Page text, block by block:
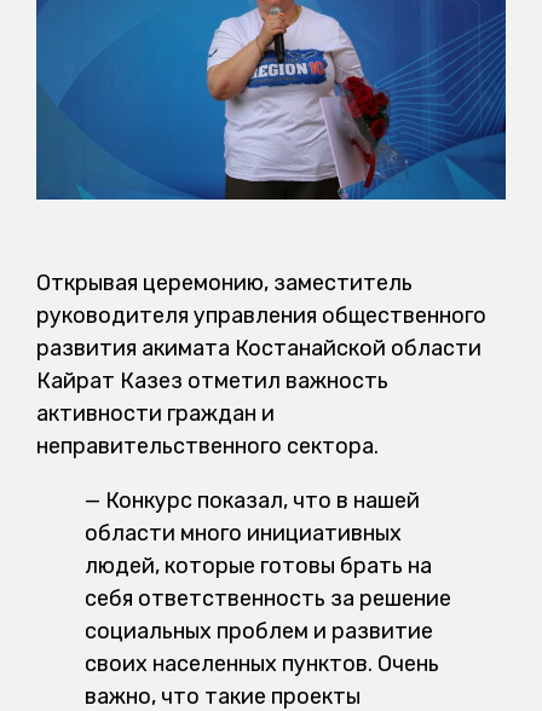
Открывая церемонию, заместитель
руководителя управления общественного
развития акимата Костанайской области
Кайрат Казез отметил важность
активности граждан и
неправительственного сектора.
— Конкурс показал, что в нашей
области много инициативных
людей, которые готовы брать на
себя ответственность за решение
социальных проблем и развитие
своих населенных пунктов. Очень
важно, что такие проекты